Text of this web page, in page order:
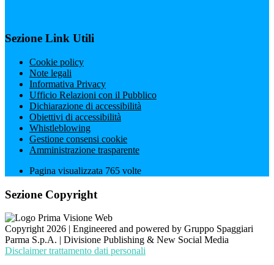
Sezione Link Utili
Cookie policy
Note legali
Informativa Privacy
Ufficio Relazioni con il Pubblico
Dichiarazione di accessibilità
Obiettivi di accessibilità
Whistleblowing
Gestione consensi cookie
Amministrazione trasparente
Pagina visualizzata 765 volte
Sezione Copyright
Copyright 2026 | Engineered and powered by Gruppo Spaggiari
Parma S.p.A. | Divisione Publishing & New Social Media
Disclaimer trattamento dati personali